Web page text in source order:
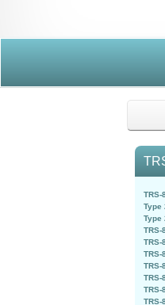
TRS-
Type
Type
TRS-
TRS-
TRS-
TRS-
TRS-